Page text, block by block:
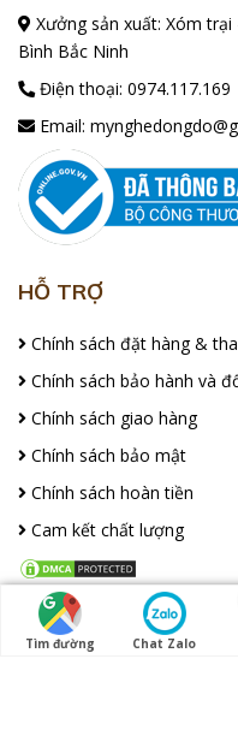
Xưởng sản xuất: Xóm
Bình Bắc Ninh
Điện thoại: 0974.117.169
Email:
HỖ TRỢ
Chính sách đặt hàng &
Chính sách bảo hành và
Chính sách giao hàng
Chính sách bảo mật
Chính sách hoàn tiền
Cam kết chất lượng
FACEBOOK
Tìm đường Chat Zalo